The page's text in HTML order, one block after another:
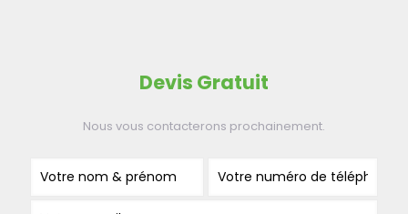
Devis Gratuit
Nous vous contacterons prochainement.